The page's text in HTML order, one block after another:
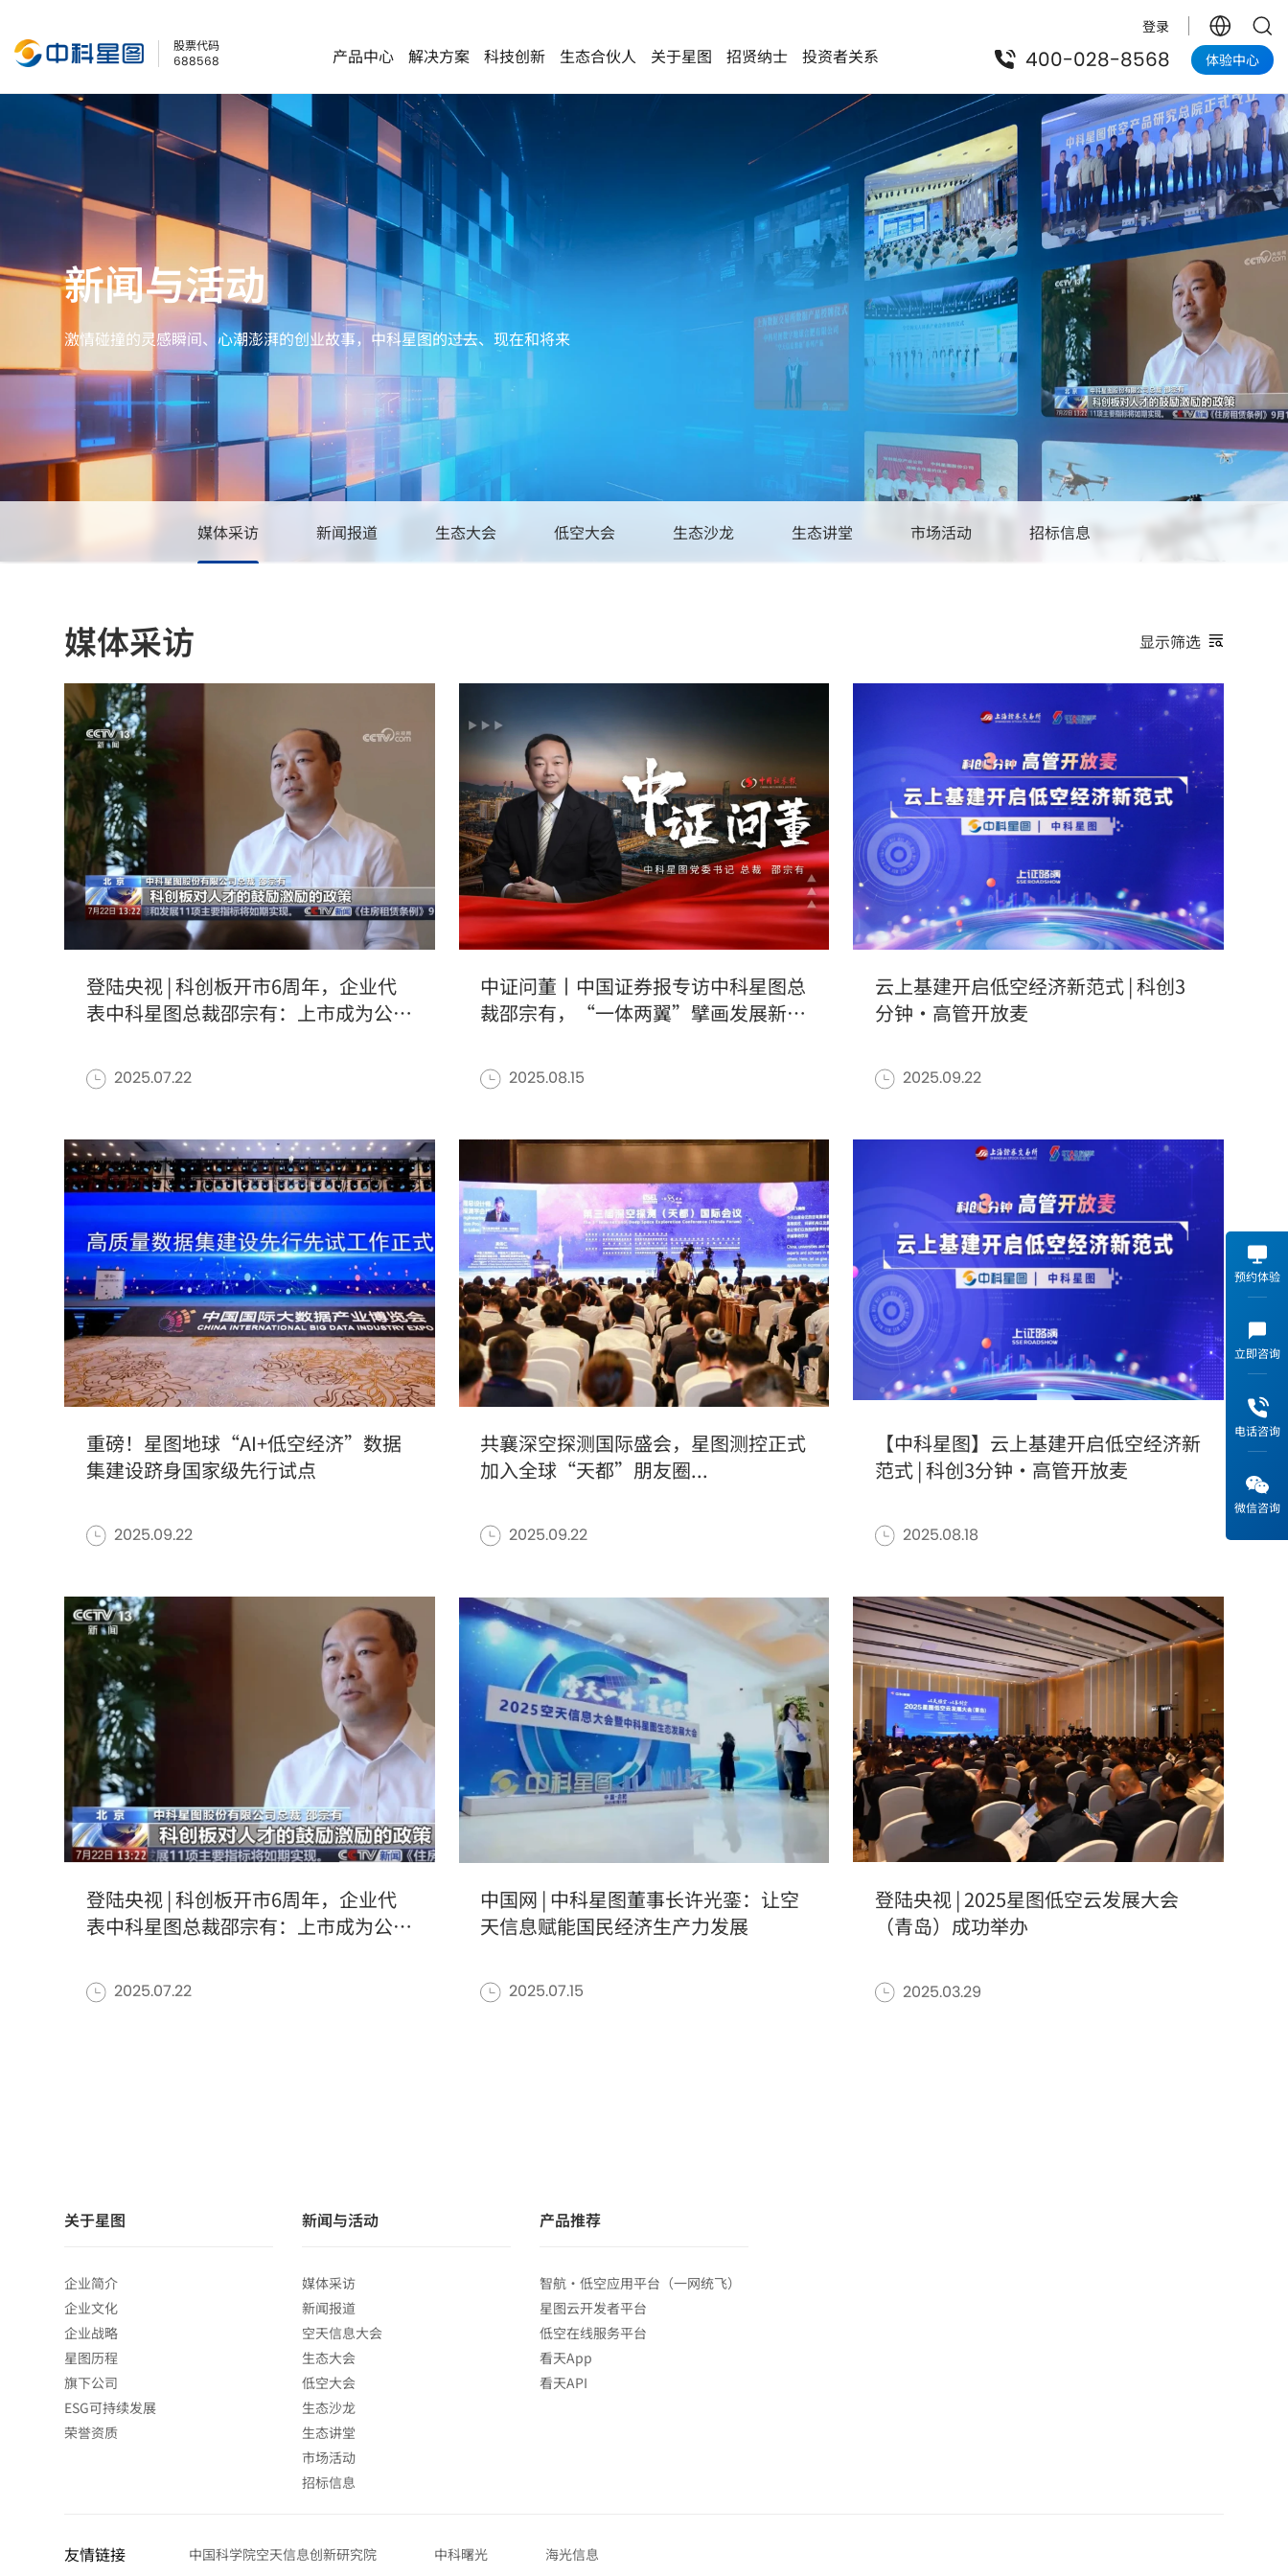
登录
股票代码
688568
产品中心
产品中心
低空经济
商业航天
地理信息
低空经济
低空在线服务平台
低空在线服务平台
低空在线服务平台
低空规划
安全保障
飞行服务
场景应用
解决方案
解决方案
低空经济
商业航天
地理信息
低空经济
面向政府
面向政府
低空政务巡检解决方案
低空应急解决方案
低空智航自然资源应用平台解决方案
低空智航林草应用平台解决方案
低空智航消防救援应用平台解决方案
低空智航公安警务应用平台解决方案
面向企业
面向公众
科技创新
科技创新
三大创新平台
五大核心能力
产业应用研究院
三大创新平台
遥感卫星应用国家工程研究中心
地球智能计算研究中心
卫星互联与控制技术北京市重点实验室
生态合伙人 关于星图
关于星图
企业简介
企业文化
企业战略
发展历程
旗下公司
ESG可持续发展
荣誉资质
联系我们
招贤纳士 投资者关系
投资者关系
公司概况
公司公告
交流互动
实时股价
400-028-8568 体验中心
旗下公司
星图测控 星图地球
星图资本 星图低空云
星图维天信 星图天辰
星图亿水 星图智源
中科数测 星图智慧
星图创奇
星图慧安
星图深海
中国科学院空天信息创新研究院 中科曙光
海光信息
预约体验
立即咨询
电话咨询
微信咨询
新闻与活动
激情碰撞的灵感瞬间、心潮澎湃的创业故事，中科星图的过去、现在和将来
媒体采访 新闻报道 生态大会 低空大会 生态沙龙 生态讲堂 市场活动 招标信息
媒体采访 显示筛选
媒体采访 新闻报道 生态大会
低空大会 生态讲堂
市场活动
登陆央视 | 科创板开市6周年，企业代
表中科星图总裁邵宗有：上市成为公司
2025.07.22
中证问董丨中国证券报专访中科星图总
裁邵宗有，“一体两翼”擘画发展新蓝
2025.08.15
云上基建开启低空经济新范式 | 科创3
分钟·高管开放麦
2025.09.22
重磅！星图地球“AI+低空经济”数据
集建设跻身国家级先行试点
2025.09.22
共襄深空探测国际盛会，星图测控正式
加入全球“天都”朋友圈...
2025.09.22
【中科星图】云上基建开启低空经济新
范式 | 科创3分钟·高管开放麦
2025.08.18
登陆央视 | 科创板开市6周年，企业代
表中科星图总裁邵宗有：上市成为公司
2025.07.22
中国网 | 中科星图董事长许光銮：让空
天信息赋能国民经济生产力发展
2025.07.15
登陆央视 | 2025星图低空云发展大会
（青岛）成功举办
2025.03.29
关于星图
企业简介
企业文化
企业战略
星图历程
旗下公司
ESG可持续发展
荣誉资质
新闻与活动
媒体采访
新闻报道
空天信息大会
生态大会
低空大会
生态沙龙
生态讲堂
市场活动
招标信息
产品推荐
智航·低空应用平台（一网统飞）
星图云开发者平台
低空在线服务平台
看天App
看天API
友情链接 中国科学院空天信息创新研究院 中科曙光 海光信息